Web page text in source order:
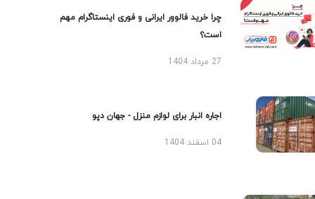
چرا خرید فالوور ایرانی و فوری اینستاگرام مهم
است؟
27 مرداد 1404
اجاره انبار برای لوازم منزل - جهان دپو
04 اسفند 1404